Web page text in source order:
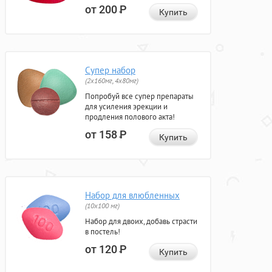
от 200Р Купить
Супер набор
(2х160мг, 4х80мг)
Попробуй все супер препараты
для усиления эрекции и
продления полового акта!
от 158Р Купить
Набор для влюбленных
(10х100 мг)
Набор для двоих, добавь страсти
в постель!
от 120Р Купить